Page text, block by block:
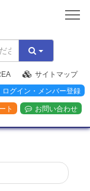
サイトマップ
ログイン・メンバー登録
ト お問い合わせ